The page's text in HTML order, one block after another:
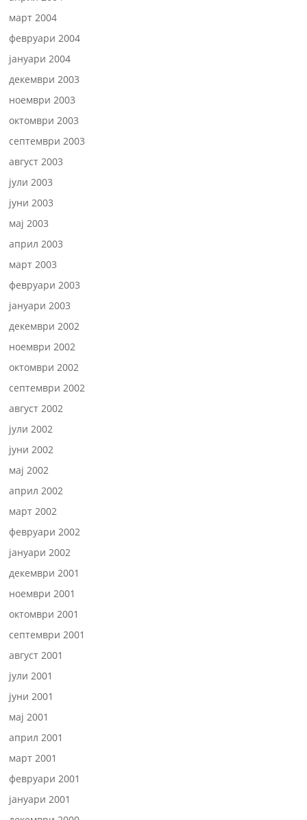
март 2004
февруари 2004
јануари 2004
декември 2003
ноември 2003
октомври 2003
септември 2003
август 2003
јули 2003
јуни 2003
мај 2003
април 2003
март 2003
февруари 2003
јануари 2003
декември 2002
ноември 2002
октомври 2002
септември 2002
август 2002
јули 2002
јуни 2002
мај 2002
април 2002
март 2002
февруари 2002
јануари 2002
декември 2001
ноември 2001
октомври 2001
септември 2001
август 2001
јули 2001
јуни 2001
мај 2001
април 2001
март 2001
февруари 2001
јануари 2001